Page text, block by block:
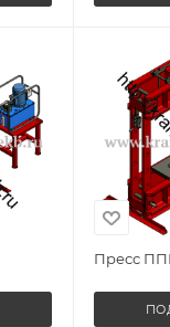
Пресс